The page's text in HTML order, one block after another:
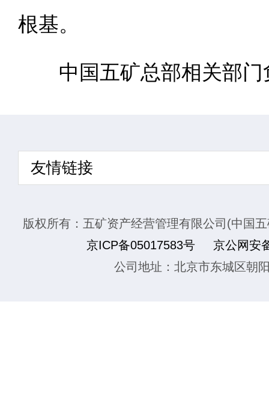
根基。
中国五矿总部相关部
友情链接
版权所有：五矿资产经营管理有限公司(中国
京ICP备05017583号
京公网安
公司地址：北京市东城区朝